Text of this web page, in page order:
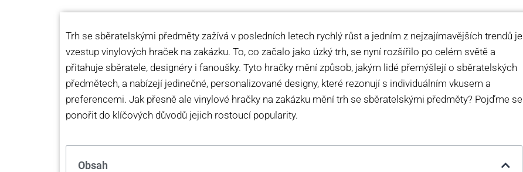
Trh se sběratelskými předměty zažívá v posledních letech rychlý růst a jedním z nejzajímavějších trendů je
vzestup vinylových hraček na zakázku. To, co začalo jako úzký trh, se nyní rozšířilo po celém světě a
přitahuje sběratele, designéry i fanoušky. Tyto hračky mění způsob, jakým lidé přemýšlejí o sběratelských
předmětech, a nabízejí jedinečné, personalizované designy, které rezonují s individuálním vkusem a
preferencemi. Jak přesně ale vinylové hračky na zakázku mění trh se sběratelskými předměty? Pojďme se
ponořit do klíčových důvodů jejich rostoucí popularity.
Obsah